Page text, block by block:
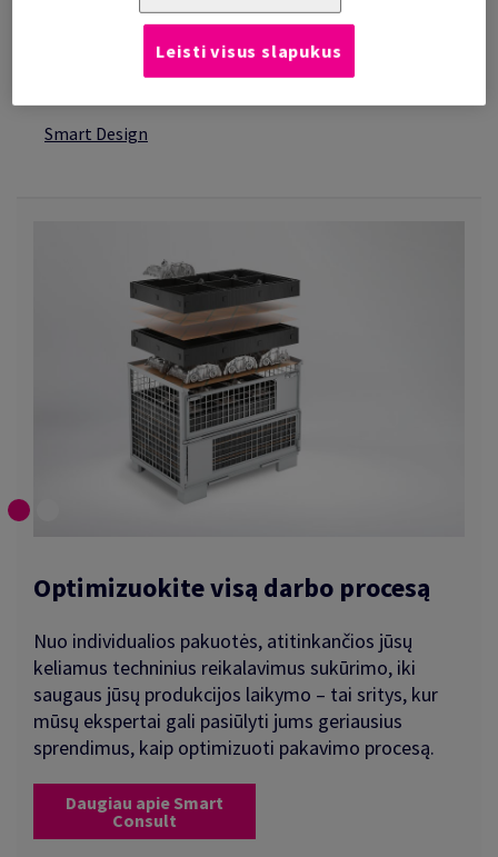
Smart Consult
Smart Tech Design
Smart Design
Optimizuokite visą darbo procesą
Nuo individualios pakuotės, atitinkančios jūsų
keliamus techninius reikalavimus sukūrimo, iki
saugaus jūsų produkcijos laikymo – tai sritys, kur
mūsų ekspertai gali pasiūlyti jums geriausius
sprendimus, kaip optimizuoti pakavimo procesą.
Daugiau apie Smart
Consult
Leisti visus slapukus